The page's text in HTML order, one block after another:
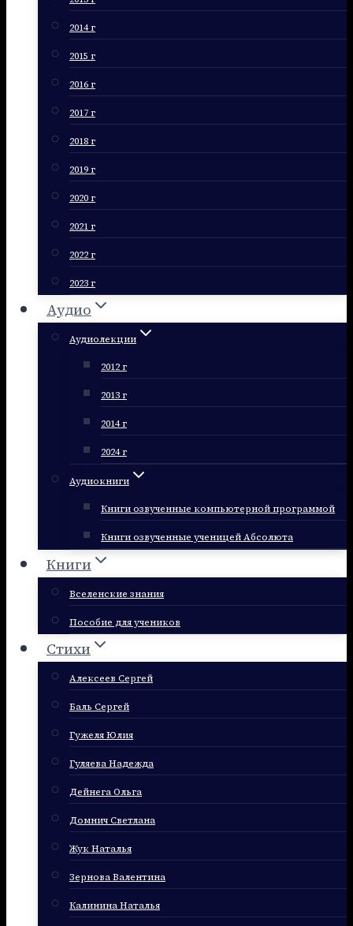
2014 г
2015 г
2016 г
2017 г
2018 г
2019 г
2020 г
2021 г
2022 г
2023 г
Аудио
Аудиолекции
2012 г
2013 г
2014 г
2024 г
Аудиокниги
Книги озвученные компьютерной программой
Книги озвученные ученицей Абсолюта
Книги
Вселенские знания
Пособие для учеников
Стихи
Алексеев Сергей
Баль Сергей
Гужеля Юлия
Гуляева Надежда
Дейнега Ольга
Домнич Светлана
Жук Наталья
Зернова Валентина
Калинина Наталья